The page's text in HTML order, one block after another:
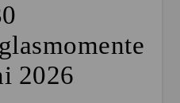
2026